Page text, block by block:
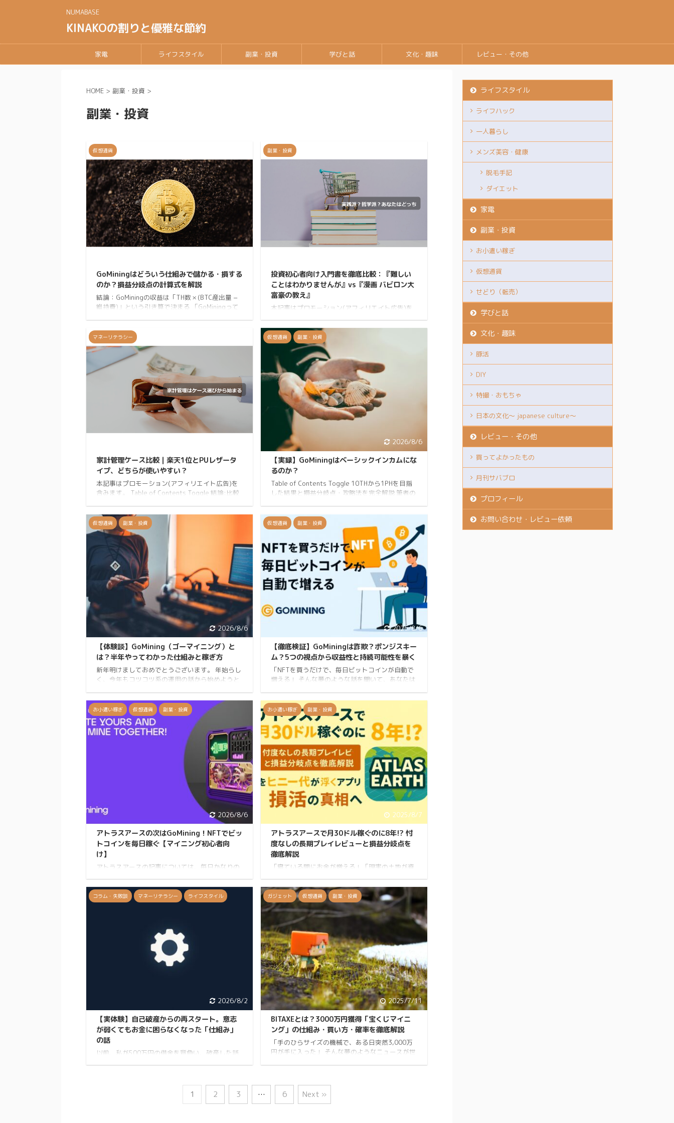
NUMABASE
KINAKOの割りと優雅な節約
家電 ライフスタイル 副業・投資 学びと話 文化・趣味 レビュー・その他
HOME > 副業・投資 >
副業・投資
仮想通貨
GoMiningはどういう仕組みで儲かる・損する
のか？損益分岐点の計算式を解説
結論：GoMiningの収益は「TH数 × (BTC産出量 −
維持費)」という引き算で決まる 「GoMiningって
年11月からGoMiningを運用してきた中で整理した
仕組みそのものを解説します。今の自分の投資額
やTH数には触れません。計算式さえ押さえれば、
あなた自身の条件を当てはめて誰でも損益分岐点
を出せるようになります。 GoMiningの収益構造は
「2つの数字」で決まる GoMiningのNFTマイニン
副業・投資
投資初心者向け入門書を徹底比較：『難しい
ことはわかりませんが』vs『漫画 バビロン大
富豪の教え』
本記事はプロモーション(アフィリエイト広告)を
体的な投資手法を今すぐ実践したい人は『難しい
ことはわかりませんが』、お金に対する心構えと
長期的な人生設計から学びたい人は『漫画 バビロ
ン大富豪の教え』がおすすめです。 こんな疑問、
ありませんか? 「投資をしなきゃいけないのは分
かるけど、何から始めたらいいのか全然わからな
い…」「本を読みたいけど、投資の話ってなんか
難しそう」という方、多いですよね。実は投資初
心者向けの入門書は山ほどありますが、どれを選
ぶかで学べ ...
マネーリテラシー
家計管理ケース比較｜楽天1位とPUレザータ
イプ、どちらが使いやすい？
本記事はプロモーション(アフィリエイト広告)を
含みます。 Table of Contents Toggle 結論:比較
きか 紹介した商品 結論:比較の結果は? コスパと
口コミ数重視ならSORASION版（1980円）、素材
の質感と高級感重視ならICHIFUJI版（2480円）が
おすすめです。 こんな疑問、ありませんか? 「家
計管理を始めたいけど、家計簿って続かない…」
「銀行通帳、キャッシュカード、保険証、いろい
仮想通貨 副業・投資
2026/8/6
【実録】GoMiningはベーシックインカムにな
るのか？
Table of Contents Toggle 10THから1PHを目指
した結果と損益分岐点・攻略法を完全解説 筆者の
GoMiningの収益構造 BTC産出量（実測） 維持コ
スト 1PH（1,000TH）達成時のリアルな数字 月間
BTC収益 BTC価格別・月収 維持コスト（1PH） 純
利益（1PH） GoMiningの損益分岐点はここ BTC価
格の分岐点 GOMINING価格の分岐点 なぜ「1PH」
がひ ...
仮想通貨 副業・投資
2026/8/6
【体験談】GoMining（ゴーマイニング）と
は？半年やってわかった仕組みと稼ぎ方
新年明けましておめでとうございます。 年始らし
く、今年もコツコツ系の運用の話から始めようと
の実感と仕組みをまとめておきます。 Table of
Contents Toggle 1. 仮想通貨の王様「ビットコイ
ン」とマイニングの基礎 2. 「GoMining」とは？
NFT × ビットコインマイニングの新しい形 ✔ NFT
で参加する仕組み 3. NFTと「GOMININGトーク
ン」の役割 4. 実際に半年やってみた感想と稼ぎ方
仮想通貨 副業・投資
2026/8/6
【徹底検証】GoMiningは詐欺？ポンジスキー
ム？5つの視点から収益性と持続可能性を暴く
「NFTを買うだけで、毎日ビットコインが自動で
増える」 そんな夢のような話を聞いて、あなたは
同時に、こうも思ったはずです。 「うますぎる話
には裏がある。これってポンジスキームじゃない
の？」 「海外のアプリだし、詐欺だったらどうし
よう…」 その疑念、非常によくわかります。 実際
にネット上では、GoMiningに対するネガティブな
意見も散見されます。 そこでこの記事では、
GoMiningが本当に信頼に値するサービスなのかを
判断するため、以下の5つの核心的な ...
お小遣い稼ぎ 仮想通貨 副業・投資
2026/8/6
アトラスアースの次はGoMining！NFTでビッ
トコインを毎日稼ぐ【マイニング初心者向
け】
アトラスアースの記事については、毎日かなりの
います。 読んだ人の中には実際にアトラスアース
で広大なデジタルアースを買って、ドルを稼いで
いる人もいるのでしょうか。 現実世界とリンクし
みながら収益を得る、Play to Earnの新感覚に魅
力を感じてくれているのではないかなと思いま
す。 とはいえ、利益は微々たるものですが、これ
もまた積み重ねというやつです。 アプリを使って
お小遣い稼ぎ 副業・投資
2025/8/7
アトラスアースで月30ドル稼ぐのに8年!? 忖
度なしの長期プレイレビューと損益分岐点を
徹底解説
「寝ている間にお金が増える」「現実の土地が資
スアース）』。 この記事では、実際に課金までし
てアトラスアースを長期プレイしている私が、忖
度なしのリアルな収益性や攻略法、そして誰もが
気になる「損益分岐点」について、徹底的に解説
していきます。 アトラスアースで生活するのは可
能なのか？ 無課金と課金、どっちがいい？ 正直、
ゲームとして面白い？ こんな疑問をお持ちの方
は、ぜひ最後までお付き合いください。 かなり現
実的な話をします。 なお、アトラスアースの仕組
み ...
コラム・失敗談 マネーリテラシー ライフスタイル
2026/8/2
【実体験】自己破産からの再スタート。意志
が弱くてもお金に困らなくなった「仕組み」
の話
以前、私が500万円の借金を背負い、破産した話
る方がたくさんいることを改めて実感しました。
ガジェット 仮想通貨 副業・投資
2025/7/11
BITAXEとは？3000万円獲得「宝くじマイニ
ング」の仕組み・買い方・確率を徹底解説
「手のひらサイズの機械で、ある日突然3,000万
円が手に入った」 そんな夢のようなニュースが世
たのではないでしょうか？ きなこ無駄を省いて無
駄なことするKINAKOですXをやってます 私自身、
1 2 3 … 6 Next »
ライフスタイル
ライフハック
一人暮らし
メンズ美容・健康
脱毛手記
ダイエット
家電
副業・投資
お小遣い稼ぎ
仮想通貨
せどり（転売）
学びと話
文化・趣味
豚活
DIY
特撮・おもちゃ
日本の文化～ japanese culture～
レビュー・その他
買ってよかったもの
月刊サバブロ
プロフィール
お問い合わせ・レビュー依頼